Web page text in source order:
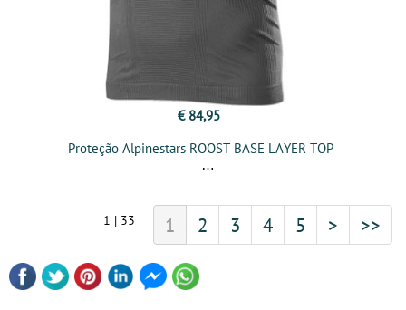
€ 84,95
Proteção Alpinestars ROOST BASE LAYER TOP
1 | 33 1 2 3 4 5 > >>